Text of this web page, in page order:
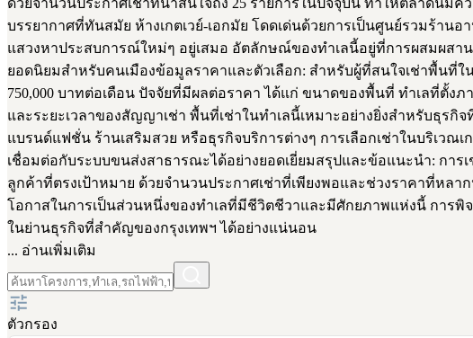
บรรยากาศที่ทันสมัย ห้างเกตเวย์-เอกมัย โดดเด่นด้วยการเป็นศูนย์รวมร้
แสวงหาประสบการณ์ใหม่ๆ อยู่เสมอ อัตลักษณ์ของทำเลนี้อยู่ที่การผสมผสา
ยอดนิยมสำหรับคนเมืองข้อมูลราคาและตัวเลือก: สำหรับผู้ที่สนใจเช่าพื้นที่ใ
750,000 บาทต่อเดือน ปัจจัยที่มีผลต่อราคา ได้แก่ ขนาดของพื้นที่ ทำเลที่ตั้
และระยะเวลาของสัญญาเช่า พื้นที่เช่าในทำเลนี้เหมาะอย่างยิ่งสำหรับธุร
แบรนด์แฟชั่น ร้านเสริมสวย หรือธุรกิจบริการต่างๆ การเลือกเช่าในบริเวณ
เชื่อมต่อกับระบบขนส่งสาธารณะได้อย่างยอดเยี่ยมสรุปและข้อแนะนำ: การ
ลูกค้าที่ตรงเป้าหมาย ด้วยจำนวนประกาศเช่าที่เพียงพอและช่วงราคาที่หล
โอกาสในการเป็นส่วนหนึ่งของทำเลที่มีชีวิตชีวาและมีศักยภาพแห่งนี้ การพิ
ในย่านธุรกิจที่สำคัญของกรุงเทพฯ ได้อย่างแน่นอน
... อ่านเพิ่มเติม
ตัวกรอง